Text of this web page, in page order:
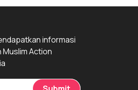
informasi
Muslim Action